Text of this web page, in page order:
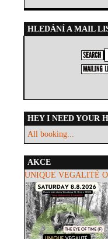
HLEDÁNÍ A MAIL
HEY I NEED YOUR
All booking...
AKCE
UNIQUE VEGALITÉ